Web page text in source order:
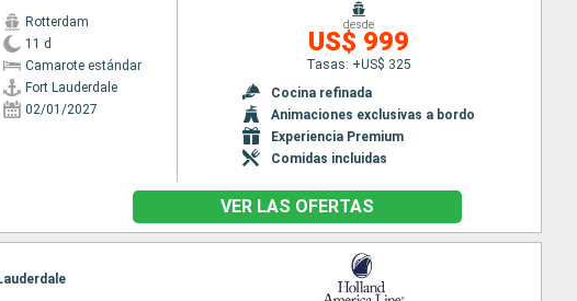
Rotterdam
11 d
Camarote estándar
Fort Lauderdale
02/01/2027
desde
US$ 999
Tasas: +US$ 325
Cocina refinada
Animaciones exclusivas a bordo
Experiencia Premium
Comidas incluidas
VER LAS OFERTAS